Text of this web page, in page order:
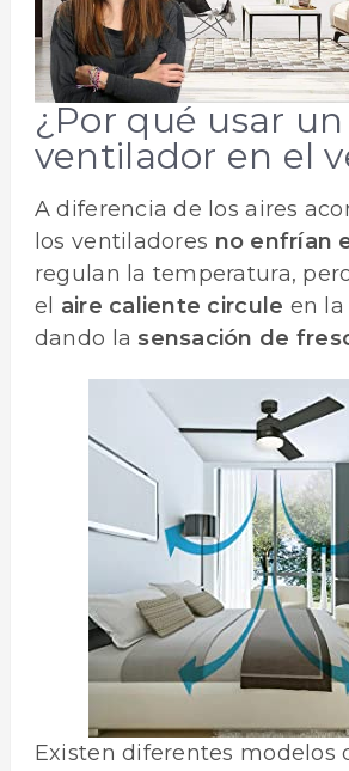
¿Por qué usar un
ventilador en el
A diferencia de los aires
los ventiladores no enfrían
regulan la temperatura,
el aire caliente circule en
dando la sensación de
Existen diferentes modelos